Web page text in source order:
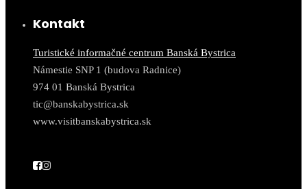
Kontakt
Turistické informačné centrum Banská Bystrica
Námestie SNP 1 (budova Radnice)
974 01 Banská Bystrica
tic@banskabystrica.sk
www.visitbanskabystrica.sk